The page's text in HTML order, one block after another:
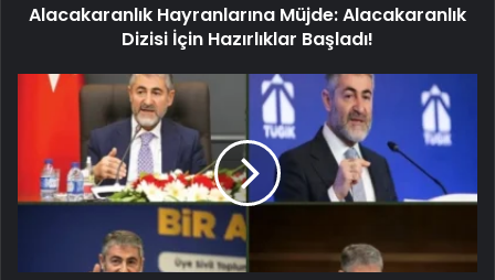
Alacakaranlık Hayranlarına Müjde: Alacakaranlık
Dizisi İçin Hazırlıklar Başladı!